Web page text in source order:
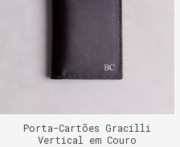
Porta-Cartões Gracilli
Vertical em Couro